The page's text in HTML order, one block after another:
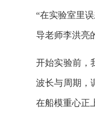
“在实验室里
导老师李洪亮
开始实验前，
波长与周期，
在船模重心正